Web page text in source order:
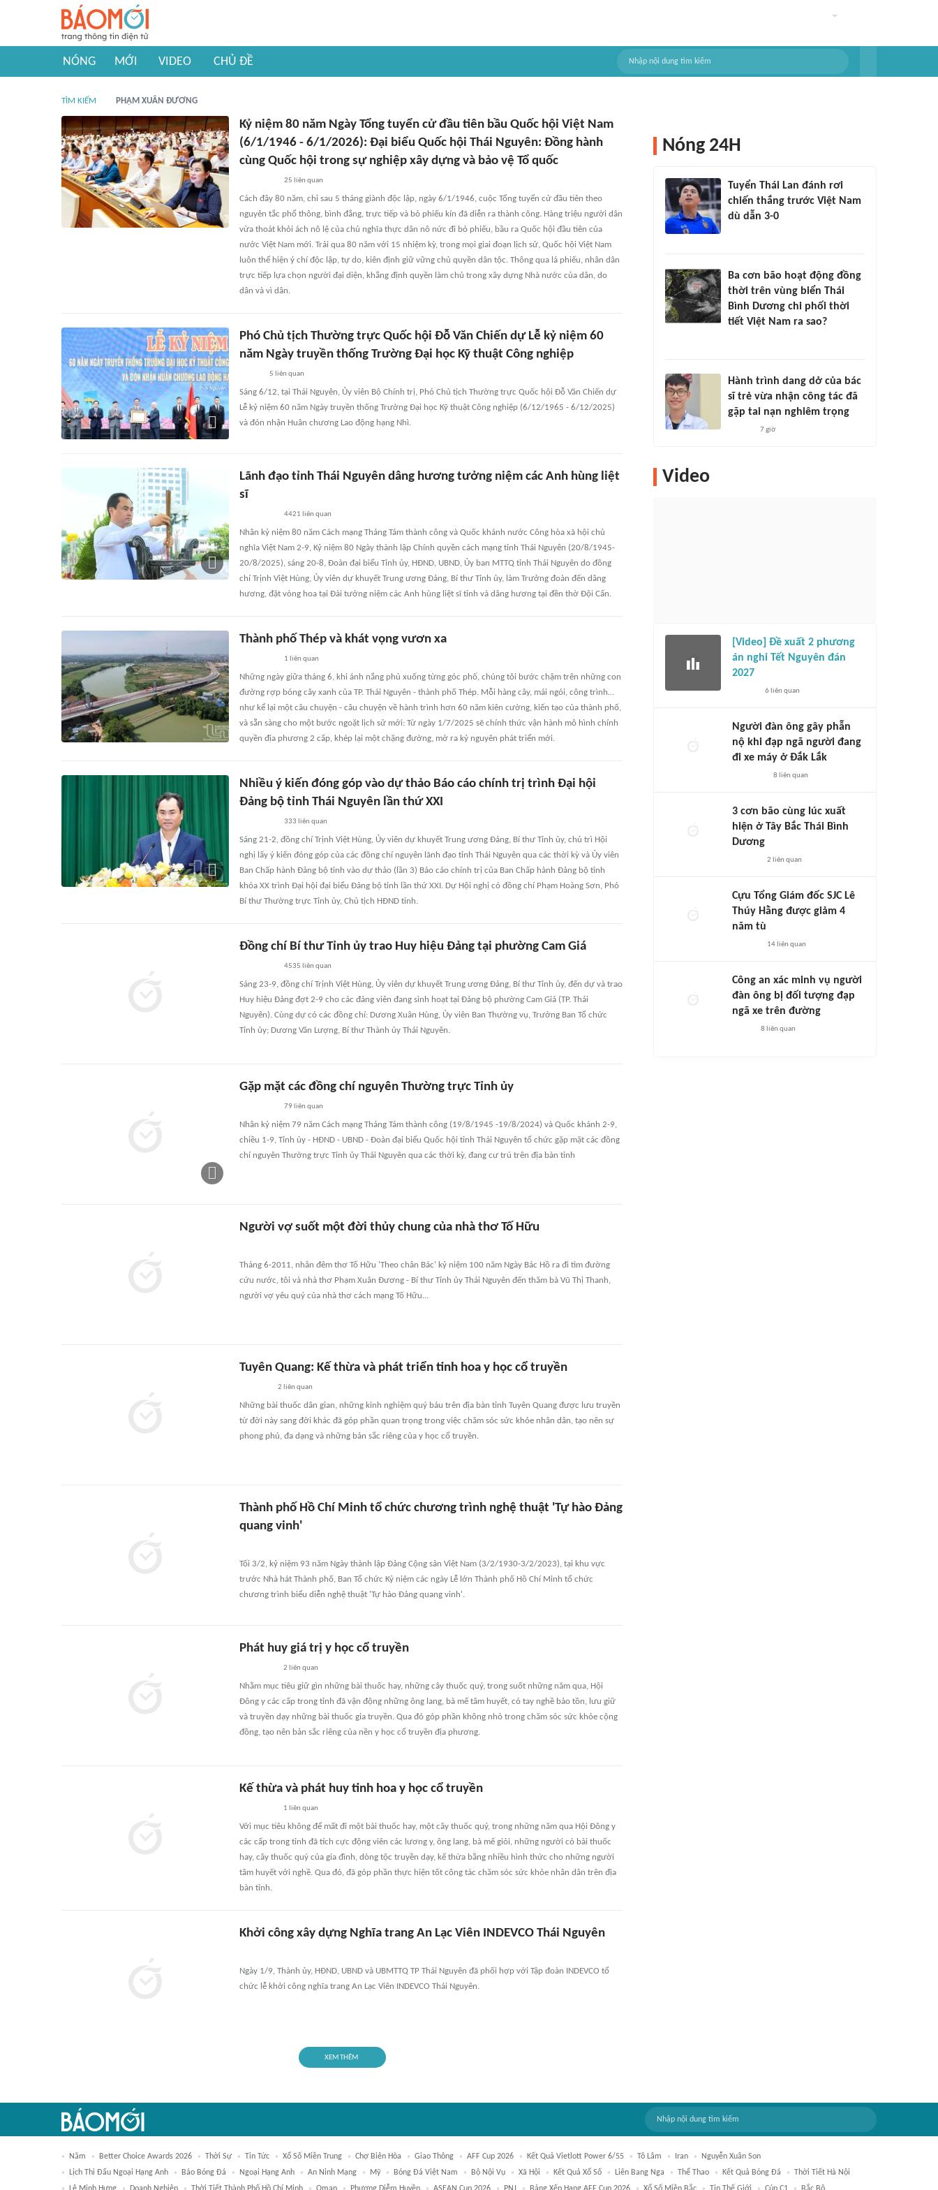
NÓNG MỚI VIDEO CHỦ ĐỀ
TÌM KIẾM PHẠM XUÂN ĐƯƠNG
Kỷ niệm 80 năm Ngày Tổng tuyển cử đầu tiên bầu Quốc hội Việt Nam
(6/1/1946 - 6/1/2026): Đại biểu Quốc hội Thái Nguyên: Đồng hành
cùng Quốc hội trong sự nghiệp xây dựng và bảo vệ Tổ quốc
25 liên quan
Cách đây 80 năm, chỉ sau 5 tháng giành độc lập, ngày 6/1/1946, cuộc Tổng tuyển cử đầu tiên theo
nguyên tắc phổ thông, bình đẳng, trực tiếp và bỏ phiếu kín đã diễn ra thành công. Hàng triệu người dân
vừa thoát khỏi ách nô lệ của chủ nghĩa thực dân nô nức đi bỏ phiếu, bầu ra Quốc hội đầu tiên của
nước Việt Nam mới. Trải qua 80 năm với 15 nhiệm kỳ, trong mọi giai đoạn lịch sử, Quốc hội Việt Nam
luôn thể hiện ý chí độc lập, tự do, kiên định giữ vững chủ quyền dân tộc. Thông qua lá phiếu, nhân dân
trực tiếp lựa chọn người đại diện, khẳng định quyền làm chủ trong xây dựng Nhà nước của dân, do
dân và vì dân.
Phó Chủ tịch Thường trực Quốc hội Đỗ Văn Chiến dự Lễ kỷ niệm 60
năm Ngày truyền thống Trường Đại học Kỹ thuật Công nghiệp
5 liên quan
Sáng 6/12, tại Thái Nguyên, Ủy viên Bộ Chính trị, Phó Chủ tịch Thường trực Quốc hội Đỗ Văn Chiến dự
Lễ kỷ niệm 60 năm Ngày truyền thống Trường Đại học Kỹ thuật Công nghiệp (6/12/1965 - 6/12/2025)
và đón nhận Huân chương Lao động hạng Nhì.
Lãnh đạo tỉnh Thái Nguyên dâng hương tưởng niệm các Anh hùng liệt
sĩ
4421 liên quan
Nhân kỷ niệm 80 năm Cách mạng Tháng Tám thành công và Quốc khánh nước Công hòa xã hội chủ
nghĩa Việt Nam 2-9, Kỷ niệm 80 Ngày thành lập Chính quyền cách mạng tỉnh Thái Nguyên (20/8/1945-
20/8/2025), sáng 20-8, Đoàn đại biểu Tỉnh ủy, HĐND, UBND, Ủy ban MTTQ tỉnh Thái Nguyên do đồng
chí Trịnh Việt Hùng, Ủy viên dự khuyết Trung ương Đảng, Bí thư Tỉnh ủy, làm Trưởng đoàn đến dâng
hương, đặt vòng hoa tại Đài tưởng niệm các Anh hùng liệt sĩ tỉnh và dâng hương tại đền thờ Đội Cấn.
Thành phố Thép và khát vọng vươn xa
1 liên quan
Những ngày giữa tháng 6, khi ánh nắng phủ xuống từng góc phố, chúng tôi bước chậm trên những con
đường rợp bóng cây xanh của TP. Thái Nguyên - thành phố Thép. Mỗi hàng cây, mái ngói, công trình…
như kể lại một câu chuyện - câu chuyện về hành trình hơn 60 năm kiên cường, kiến tạo của thành phố,
và sẵn sàng cho một bước ngoặt lịch sử mới: Từ ngày 1/7/2025 sẽ chính thức vận hành mô hình chính
quyền địa phương 2 cấp, khép lại một chặng đường, mở ra kỷ nguyên phát triển mới.
Nhiều ý kiến đóng góp vào dự thảo Báo cáo chính trị trình Đại hội
Đảng bộ tỉnh Thái Nguyên lần thứ XXI
333 liên quan
Sáng 21-2, đồng chí Trịnh Việt Hùng, Ủy viên dự khuyết Trung ương Đảng, Bí thư Tỉnh ủy, chủ trì Hội
nghị lấy ý kiến đóng góp của các đồng chí nguyên lãnh đạo tỉnh Thái Nguyên qua các thời kỳ và Ủy viên
Ban Chấp hành Đảng bộ tỉnh vào dự thảo (lần 3) Báo cáo chính trị của Ban Chấp hành Đảng bộ tỉnh
khóa XX trình Đại hội đại biểu Đảng bộ tỉnh lần thứ XXI. Dự Hội nghị có đồng chí Phạm Hoàng Sơn, Phó
Bí thư Thường trực Tỉnh ủy, Chủ tịch HĐND tỉnh.
Đồng chí Bí thư Tỉnh ủy trao Huy hiệu Đảng tại phường Cam Giá
4535 liên quan
Sáng 23-9, đồng chí Trịnh Việt Hùng, Ủy viên dự khuyết Trung ương Đảng, Bí thư Tỉnh ủy, đến dự và trao
Huy hiệu Đảng đợt 2-9 cho các đảng viên đang sinh hoạt tại Đảng bộ phường Cam Giá (TP. Thái
Nguyên). Cùng dự có các đồng chí: Dương Xuân Hùng, Ủy viên Ban Thường vụ, Trưởng Ban Tổ chức
Tỉnh ủy; Dương Văn Lượng, Bí thư Thành ủy Thái Nguyên.
Gặp mặt các đồng chí nguyên Thường trực Tỉnh ủy
79 liên quan
Nhân kỷ niệm 79 năm Cách mạng Tháng Tám thành công (19/8/1945 -19/8/2024) và Quốc khánh 2-9,
chiều 1-9, Tỉnh ủy - HĐND - UBND - Đoàn đại biểu Quốc hội tỉnh Thái Nguyên tổ chức gặp mặt các đồng
chí nguyên Thường trực Tỉnh ủy Thái Nguyên qua các thời kỳ, đang cư trú trên địa bàn tỉnh
Người vợ suốt một đời thủy chung của nhà thơ Tố Hữu
Tháng 6-2011, nhân đêm thơ Tố Hữu 'Theo chân Bác' kỷ niệm 100 năm Ngày Bác Hồ ra đi tìm đường
cứu nước, tôi và nhà thơ Phạm Xuân Đương - Bí thư Tỉnh ủy Thái Nguyên đến thăm bà Vũ Thị Thanh,
người vợ yêu quý của nhà thơ cách mạng Tố Hữu...
Tuyên Quang: Kế thừa và phát triển tinh hoa y học cổ truyền
2 liên quan
Những bài thuốc dân gian, những kinh nghiệm quý báu trên địa bàn tỉnh Tuyên Quang được lưu truyền
từ đời này sang đời khác đã góp phần quan trọng trong việc chăm sóc sức khỏe nhân dân, tạo nên sự
phong phú, đa dạng và những bản sắc riêng của y học cổ truyền.
Thành phố Hồ Chí Minh tổ chức chương trình nghệ thuật 'Tự hào Đảng
quang vinh'
Tối 3/2, kỷ niệm 93 năm Ngày thành lập Đảng Cộng sản Việt Nam (3/2/1930-3/2/2023), tại khu vực
trước Nhà hát Thành phố, Ban Tổ chức Kỷ niệm các ngày Lễ lớn Thành phố Hồ Chí Minh tổ chức
chương trình biểu diễn nghệ thuật 'Tự hào Đảng quang vinh'.
Phát huy giá trị y học cổ truyền
2 liên quan
Nhằm mục tiêu giữ gìn những bài thuốc hay, những cây thuốc quý, trong suốt những năm qua, Hội
Đông y các cấp trong tỉnh đã vận động những ông lang, bà mế tâm huyết, có tay nghề bảo tồn, lưu giữ
và truyền dạy những bài thuốc gia truyền. Qua đó góp phần không nhỏ trong chăm sóc sức khỏe cộng
đồng, tạo nên bản sắc riêng của nền y học cổ truyền địa phương.
Kế thừa và phát huy tinh hoa y học cổ truyền
1 liên quan
Với mục tiêu không để mất đi một bài thuốc hay, một cây thuốc quý, trong những năm qua Hội Đông y
các cấp trong tỉnh đã tích cực động viên các lương y, ông lang, bà mế giỏi, những người có bài thuốc
hay, cây thuốc quý của gia đình, dòng tộc truyền dạy, kế thừa bằng nhiều hình thức cho những người
tâm huyết với nghề. Qua đó, đã góp phần thực hiện tốt công tác chăm sóc sức khỏe nhân dân trên địa
bàn tỉnh.
Khởi công xây dựng Nghĩa trang An Lạc Viên INDEVCO Thái Nguyên
Ngày 1/9, Thành ủy, HĐND, UBND và UBMTTQ TP Thái Nguyên đã phối hợp với Tập đoàn INDEVCO tổ
chức lễ khởi công nghĩa trang An Lạc Viên INDEVCO Thái Nguyên.
XEM THÊM
Nóng 24H
Tuyển Thái Lan đánh rơi
chiến thắng trước Việt Nam
dù dẫn 3-0
Ba cơn bão hoạt động đồng
thời trên vùng biển Thái
Bình Dương chi phối thời
tiết Việt Nam ra sao?
Hành trình dang dở của bác
sĩ trẻ vừa nhận công tác đã
gặp tai nạn nghiêm trọng
7 giờ
Video
[Video] Đề xuất 2 phương
án nghỉ Tết Nguyên đán
2027
6 liên quan
Người đàn ông gây phẫn
nộ khi đạp ngã người đang
đi xe máy ở Đắk Lắk
8 liên quan
3 cơn bão cùng lúc xuất
hiện ở Tây Bắc Thái Bình
Dương
2 liên quan
Cựu Tổng Giám đốc SJC Lê
Thúy Hằng được giảm 4
năm tù
14 liên quan
Công an xác minh vụ người
đàn ông bị đối tượng đạp
ngã xe trên đường
8 liên quan
Năm Better Choice Awards 2026 Thời Sự Tin Tức Xổ Số Miền Trung Chợ Biên Hòa Giao Thông AFF Cup 2026 Kết Quả Vietlott Power 6/55 Tô Lâm Iran
Nguyễn Xuân Son
Lịch Thi Đấu Ngoại Hạng Anh
Báo Bóng Đá Ngoại Hạng Anh An Ninh Mạng Mỹ Bóng Đá Việt Nam Bộ Nội Vụ Xã Hội Kết Quả Xổ Số Liên Bang Nga Thể Thao Kết Quả Bóng Đá
Thời Tiết Hà Nội